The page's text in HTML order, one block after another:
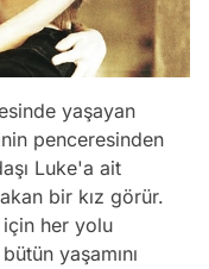
yaşayan
penceresinden
Luke'a ait
bir kız görür.
için her yolu
yaşamını